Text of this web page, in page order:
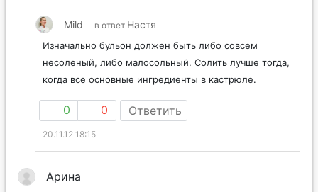
Mild в ответ Настя
Изначально бульон должен быть либо совсем
несоленый, либо малосольный. Солить лучше тогда,
когда все основные ингредиенты в кастрюле.
0 0 Ответить
20.11.12 18:15
Арина